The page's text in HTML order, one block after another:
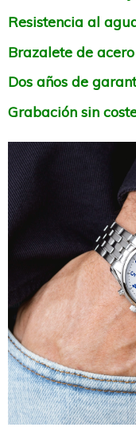
Resistencia al
Brazalete de
Dos años de
Grabación sin